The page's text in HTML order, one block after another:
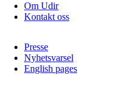
Om Udir
Kontakt oss
Presse
Nyhetsvarsel
English pages